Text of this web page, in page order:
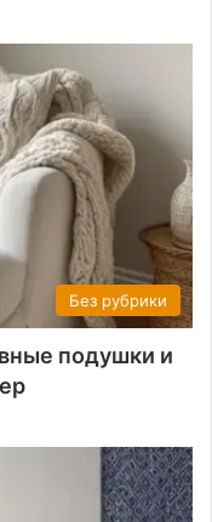
Без рубрики
подушки и